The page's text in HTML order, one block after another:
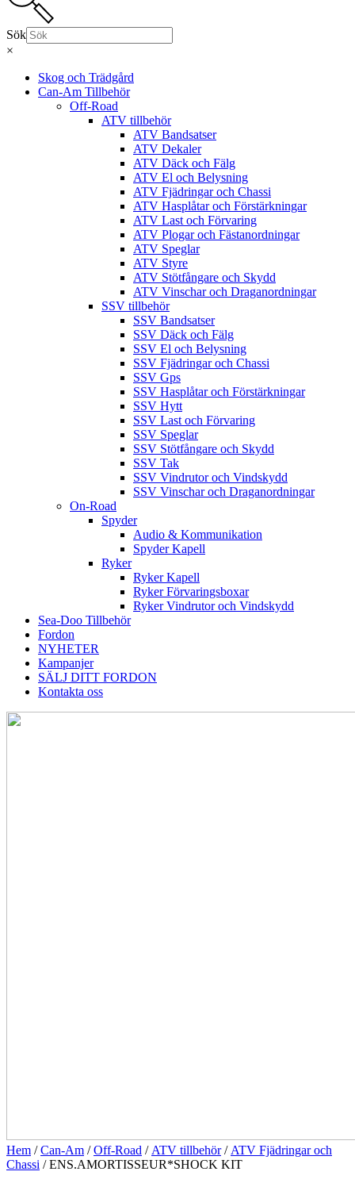
Sök
×
Skog och Trädgård
Can-Am Tillbehör
Off-Road
ATV tillbehör
ATV Bandsatser
ATV Dekaler
ATV Däck och Fälg
ATV El och Belysning
ATV Fjädringar och Chassi
ATV Hasplåtar och Förstärkningar
ATV Last och Förvaring
ATV Plogar och Fästanordningar
ATV Speglar
ATV Styre
ATV Stötfångare och Skydd
ATV Vinschar och Draganordningar
SSV tillbehör
SSV Bandsatser
SSV Däck och Fälg
SSV El och Belysning
SSV Fjädringar och Chassi
SSV Gps
SSV Hasplåtar och Förstärkningar
SSV Hytt
SSV Last och Förvaring
SSV Speglar
SSV Stötfångare och Skydd
SSV Tak
SSV Vindrutor och Vindskydd
SSV Vinschar och Draganordningar
On-Road
Spyder
Audio & Kommunikation
Spyder Kapell
Ryker
Ryker Kapell
Ryker Förvaringsboxar
Ryker Vindrutor och Vindskydd
Sea-Doo Tillbehör
Fordon
NYHETER
Kampanjer
SÄLJ DITT FORDON
Kontakta oss
Hem /Can-Am /Off-Road / ATV tillbehör/ ATV Fjädringar och
Chassi / ENS.AMORTISSEUR*SHOCK KIT